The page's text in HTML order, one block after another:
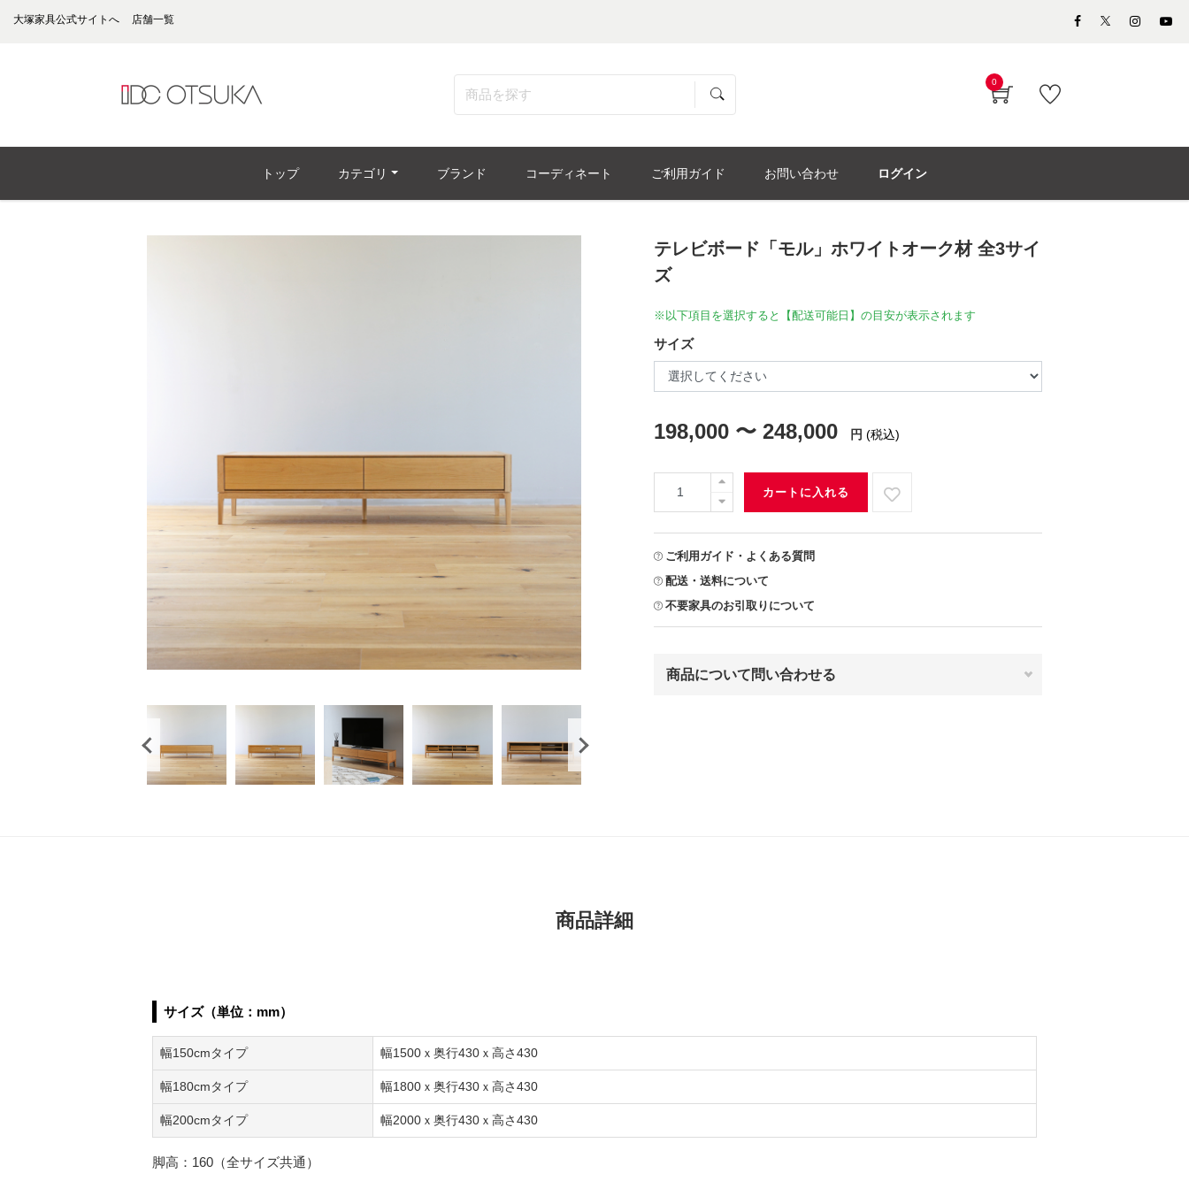
大塚家具公式サイトへ 店舗一覧
0
トップ カテゴリ ブランド コーディネート ご利用ガイド お問い合わせ ログイン
テレビボード「モル」ホワイトオーク材 全3サイ
ズ
※以下項目を選択すると【配送可能日】の目安が表示されます
サイズ
198,000 〜 248,000 円 (税込)
カートに入れる
ご利用ガイド・よくある質問
配送・送料について
不要家具のお引取りについて
商品について問い合わせる
商品詳細
サイズ（単位：mm）
幅150cmタイプ 幅1500ｘ奥行430ｘ高さ430
幅180cmタイプ 幅1800ｘ奥行430ｘ高さ430
幅200cmタイプ 幅2000ｘ奥行430ｘ高さ430
脚高：160（全サイズ共通）